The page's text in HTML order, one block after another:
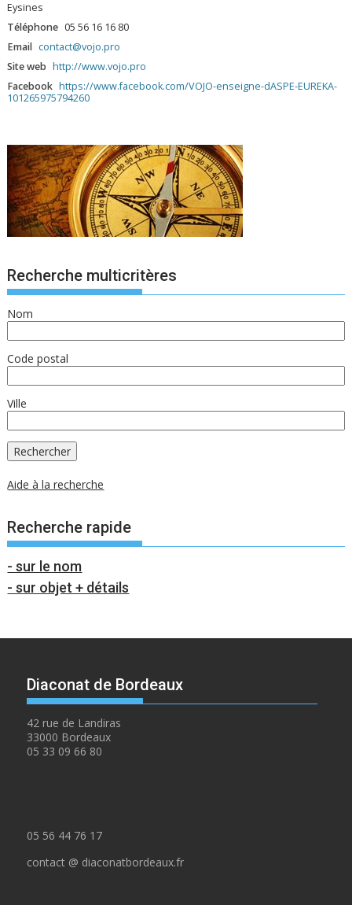
Eysines
Téléphone 05 56 16 16 80
Email contact@vojo.pro
Site web http://www.vojo.pro
Facebook https://www.facebook.com/VOJO-enseigne-dASPE-EUREKA-
101265975794260
Recherche multicritères
Nom
Code postal
Ville
Aide à la recherche
Recherche rapide
- sur le nom
- sur objet + détails
Diaconat de Bordeaux
42 rue de Landiras
33000 Bordeaux
05 33 09 66 80
05 56 44 76 17
contact @ diaconatbordeaux.fr